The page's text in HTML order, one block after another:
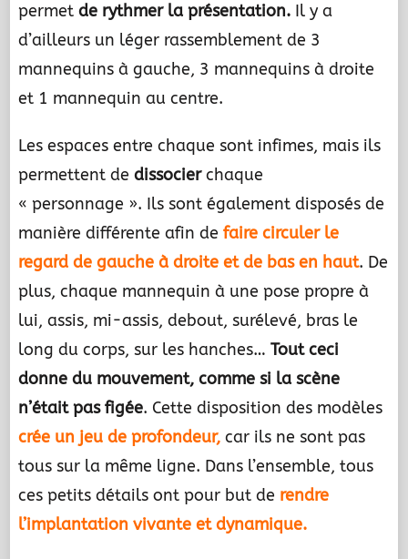
permet de rythmer la présentation. Il y a
d’ailleurs un léger rassemblement de 3
mannequins à gauche, 3 mannequins à droite
et 1 mannequin au centre.
Les espaces entre chaque sont infimes, mais ils
permettent de dissocierchaque
« personnage ». Ils sont également disposés de
manière différente afin de faire circuler le
regard de gauche à droite et de bas en haut. De
plus, chaque mannequin à une pose propre à
lui, assis, mi-assis, debout, surélevé, bras le
long du corps, sur les hanches… Tout ceci
donne du mouvement, comme si la scène
n’était pas figée. Cette disposition des modèles
crée un jeu de profondeur,car ils ne sont pas
tous sur la même ligne. Dans l’ensemble, tous
ces petits détails ont pour but de rendre
l’implantation vivante et dynamique.